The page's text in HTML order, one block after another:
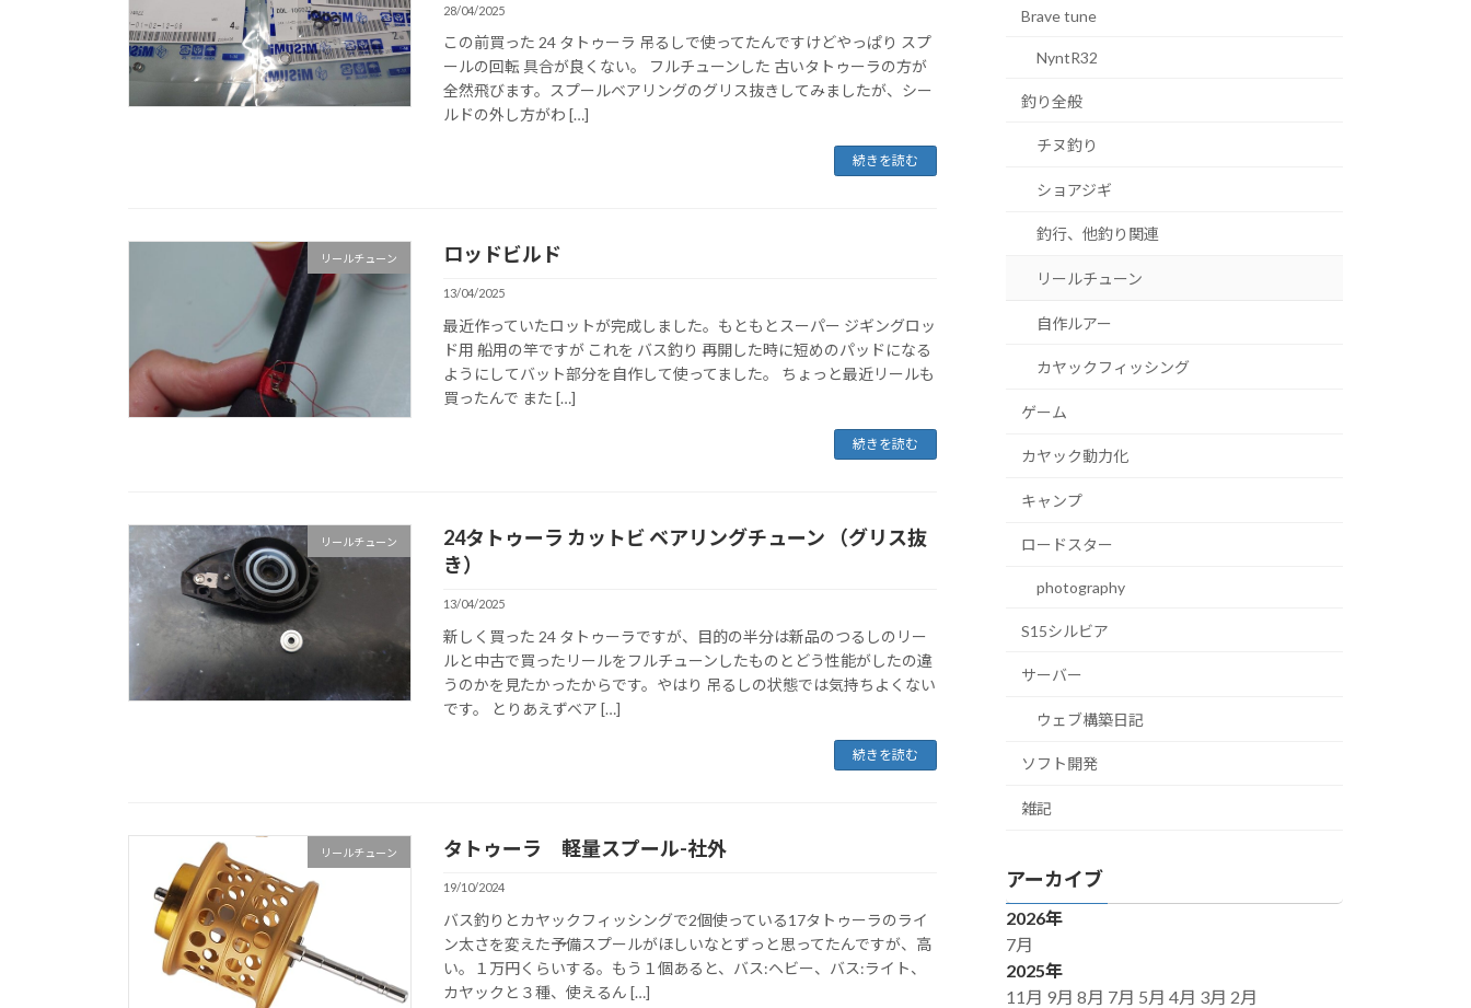
28/04/2025
この前買った 24 タトゥーラ 吊るしで使ってたんですけどやっぱり スプ
ールの回転 具合が良くない。 フルチューンした 古いタトゥーラの方が
全然飛びます。スプールベアリングのグリス抜きしてみましたが、シー
ルドの外し方がわ […]
続きを読む
リールチューン ロッドビルド
13/04/2025
最近作っていたロットが完成しました。もともとスーパー ジギングロッ
ド用 船用の竿ですが これを バス釣り 再開した時に短めのパッドになる
ようにしてバット部分を自作して使ってました。 ちょっと最近リールも
買ったんで また […]
続きを読む
リールチューン
24タトゥーラ カットビ ベアリングチューン （グリス抜
き）
13/04/2025
新しく買った 24 タトゥーラですが、目的の半分は新品のつるしのリー
ルと中古で買ったリールをフルチューンしたものとどう性能がしたの違
うのかを見たかったからです。やはり 吊るしの状態では気持ちよくない
です。 とりあえずベア […]
続きを読む
リールチューン タトゥーラ 軽量スプール-社外
19/10/2024
バス釣りとカヤックフィッシングで2個使っている17タトゥーラのライ
ン太さを変えた予備スプールがほしいなとずっと思ってたんですが、高
い。１万円くらいする。もう１個あると、バス:ヘビー、バス:ライト、
カヤックと３種、使えるん […]
Brave tune
NyntR32
釣り全般
チヌ釣り
ショアジギ
釣行、他釣り関連
リールチューン
自作ルアー
カヤックフィッシング
ゲーム
カヤック動力化
キャンプ
ロードスター
photography
S15シルビア
サーバー
ウェブ構築日記
ソフト開発
雑記
アーカイブ
2026年
7月
2025年
11月 9月8月 7月 5月4月 3月 2月